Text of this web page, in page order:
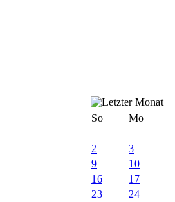
So
Mo
2
3
9
10
16
17
23
24